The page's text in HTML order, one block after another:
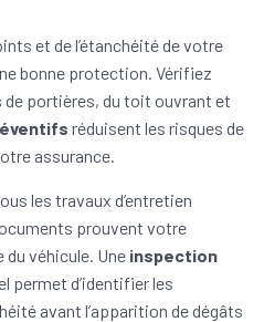
et de l’étanchéité de votre
bonne protection. Vérifiez
de portières, du toit ouvrant et
réduisent les risques de
assurance.
les travaux d’entretien
prouvent votre
du véhicule. Une inspection
permet d’identifier les
avant l’apparition de dégâts